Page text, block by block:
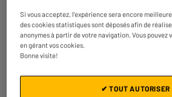
Si vous acceptez, l'expérience sera encore
des cookies statistiques sont déposés afin de
anonymes à partir de votre navigation. Vous pouvez
en gérant vos cookies.
Bonne visite!
✔ TOUT AUTORISER